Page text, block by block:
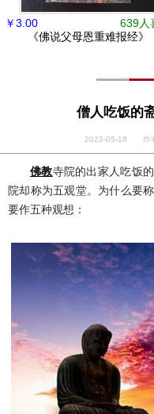
639人
￥3.00
《佛说父母恩重难报经》
僧人吃饭的
2023-05-18 作
佛教寺院的出家人吃饭
院却称为五观堂。为什么要
要作五种观想：